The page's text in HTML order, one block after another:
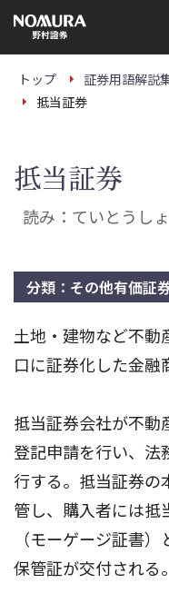
の
ー
トップ 証券用語解説
抵当証券
抵当証券
読み：ていとうし
分類：その他有価証
土地・建物など不動
口に証券化した金融
抵当証券会社が不動
登記申請を行い、法
行する。抵当証券の
管し、購入者には抵
（モーゲージ証書
保管証が交付される。